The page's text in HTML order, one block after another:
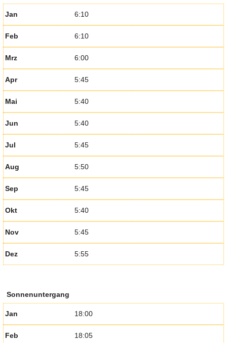
Jan 6:10
Feb 6:10
Mrz 6:00
Apr 5:45
Mai 5:40
Jun 5:40
Jul 5:45
Aug 5:50
Sep 5:45
Okt 5:40
Nov 5:45
Dez 5:55
Sonnenuntergang
Jan 18:00
Feb 18:05